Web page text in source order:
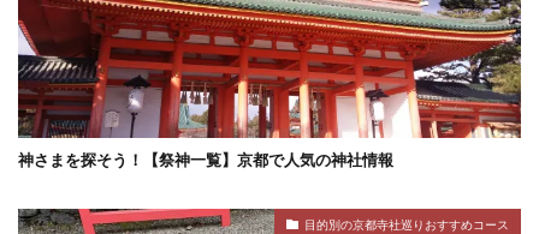
神さまを探そう！【祭神一覧】京都で人気の神社情報
目的別の京都寺社巡りおすすめコース